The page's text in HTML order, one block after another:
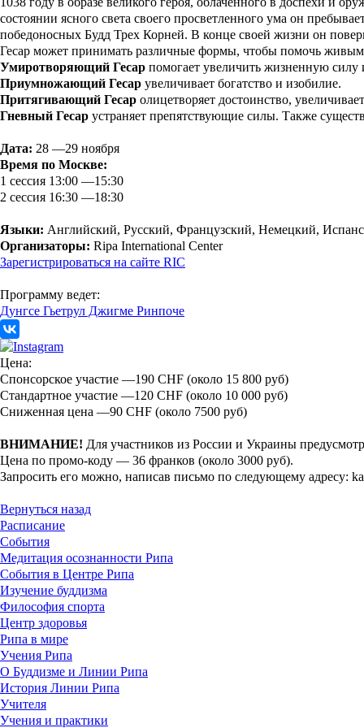
состоянии ясного света своего просветленного ума он
победоносных Будд Трех Корней. В конце своей жизни он
Гесар может принимать различные формы, чтобы помочь
Умиротворяющий Гесар помогает увеличить жизненную силу
Приумножающий Гесар увеличивает богатство и изобилие.
Притягивающий Гесар олицетворяет достоинство,
Гневный Гесар устраняет препятствующие силы. Также
Дата: 28 —29 ноября
Время по Москве:
1 сессия 13:00 —15:30
2 сессия 16:30 —18:30
Языки: Английский, Русский, Французский, Немецкий,
Организаторы: Ripa International Center
Зарегистрироваться на сайте RIC
Программу ведет:
Дунгсе Гьетрул Джигме Ринпоче
Цена:
Спонсорское участие —190 CHF (около 15 800 руб)
Стандартное участие —120 CHF (около 10 000 руб)
Сниженная цена —90 CHF (около 7500 руб)
ВНИМАНИЕ! Для участников из России и Украины
Цена по промо-коду — 36 франков (около 3000 руб).
Запросить его можно, написав письмо по следующему адресу:
Вернуться назад
Расписание
События
Медитация осознанности Рипа
События в Центре Рипа
Изучение буддизма
Философия спорта
Центр здоровья
Рипа в мире
Учения Рипа
О Буддизме и Линии Рипа
История Линии Рипа
Учителя
Учения и практики